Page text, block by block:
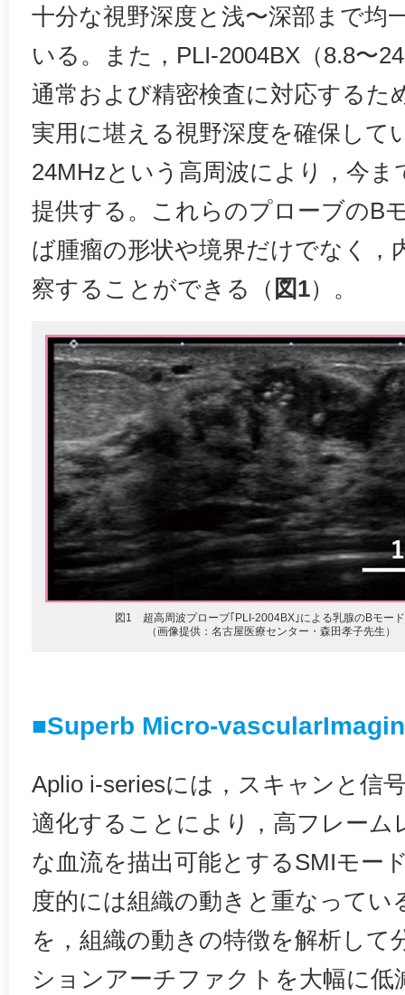
十分な視野深度と浅〜深部まで均
いる。また，PLI-2004BX（8.8〜
通常および精密検査に対応するた
実用に堪える視野深度を確保して
24MHzという高周波により，今ま
提供する。これらのプローブのB
ば腫瘤の形状や境界だけでなく，
察することができる（ 図1）。
図1 超高周波プローブ｢PLI-2004BX｣による乳腺のBモー
（画像提供：名古屋医療センター・森田孝子先生）
■Superb Micro-
Aplio i-seriesには，スキャンと信
適化することにより，高フレーム
な血流を描出可能とするSMIモー
度的には組織の動きと重なってい
を，組織の動きの特徴を解析して
ションアーチファクトを大幅に低